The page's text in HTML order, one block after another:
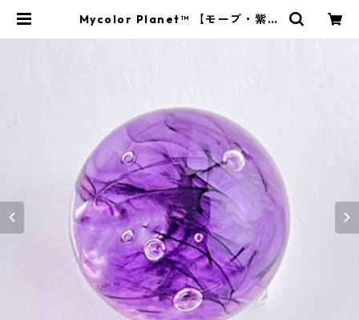
Mycolor Planet™ 【モーブ・紫】